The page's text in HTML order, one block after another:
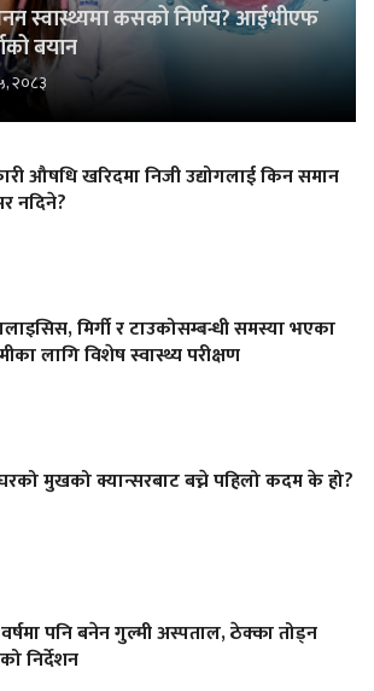
स्वास्थ्यमा कसको निर्णय? आईभीएफ
बयान
२०८३
औषधि खरिदमा निजी उद्योगलाई किन समान
नदिने?
मिर्गी र टाउकोसम्बन्धी समस्या भएका
लागि विशेष स्वास्थ्य परीक्षण
मुखको क्यान्सरबाट बच्ने पहिलो कदम के हो?
पनि बनेन गुल्मी अस्पताल, ठेक्का तोड्न
निर्देशन